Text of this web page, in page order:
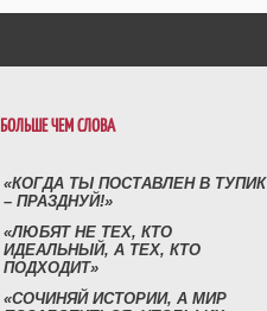
БОЛЬШЕ ЧЕМ СЛОВА
«КОГДА ТЫ ПОСТАВЛЕН В ТУПИК
– ПРАЗДНУЙ!»
«ЛЮБЯТ НЕ ТЕХ, КТО
ИДЕАЛЬНЫЙ, А ТЕХ, КТО
ПОДХОДИТ»
«СОЧИНЯЙ ИСТОРИИ, А МИР